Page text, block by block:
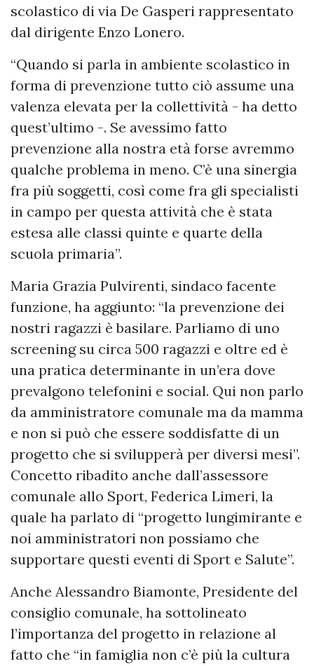
scolastico di via De Gasperi rappresentato
dal dirigente Enzo Lonero.
“Quando si parla in ambiente scolastico in
forma di prevenzione tutto ciò assume una
valenza elevata per la collettività - ha detto
quest’ultimo -. Se avessimo fatto
prevenzione alla nostra età forse avremmo
qualche problema in meno. C’è una sinergia
fra più soggetti, così come fra gli specialisti
in campo per questa attività che è stata
estesa alle classi quinte e quarte della
scuola primaria”.
Maria Grazia Pulvirenti, sindaco facente
funzione, ha aggiunto: “la prevenzione dei
nostri ragazzi è basilare. Parliamo di uno
screening su circa 500 ragazzi e oltre ed è
una pratica determinante in un’era dove
prevalgono telefonini e social. Qui non parlo
da amministratore comunale ma da mamma
e non si può che essere soddisfatte di un
progetto che si svilupperà per diversi mesi”.
Concetto ribadito anche dall’assessore
comunale allo Sport, Federica Limeri, la
quale ha parlato di “progetto lungimirante e
noi amministratori non possiamo che
supportare questi eventi di Sport e Salute”.
Anche Alessandro Biamonte, Presidente del
consiglio comunale, ha sottolineato
l’importanza del progetto in relazione al
fatto che “in famiglia non c’è più la cultura